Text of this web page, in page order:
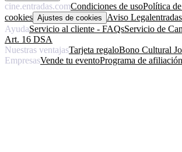
cine.entradas.comCondiciones de usoPolítica
cookies Ajustes de cookies Aviso Legal
AyudaServicio al cliente - FAQsServicio de
Art. 16 DSA
Nuestras ventajasTarjeta regaloBono Cultural
EmpresasVende tu eventoPrograma de afiliación